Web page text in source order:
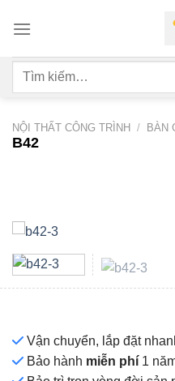
qua
dung
Tìm
NỘI THẤT CÔNG TRÌNH / BÀN
B42
Vận chuyển, lắp đặt
Bảo hành miễn phí 1